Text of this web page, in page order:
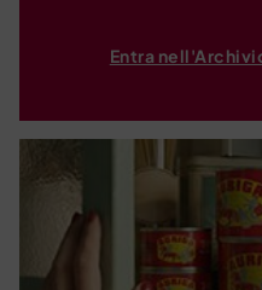
Entra